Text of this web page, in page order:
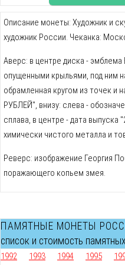
Описание монеты: Художник и
художник России. Чеканка:
Аверс: в центре диска -
опущенными крыльями, под ним
обрамленная кругом из точек и
РУБЛЕЙ", внизу: слева -
сплава, в центре - дата выпуска
химически чистого металла и
Реверс: изображение Георгия
поражающего копьем змея.
ПАМЯТНЫЕ МОНЕТЫ
список и стоимость
1992 1993 1994 1995